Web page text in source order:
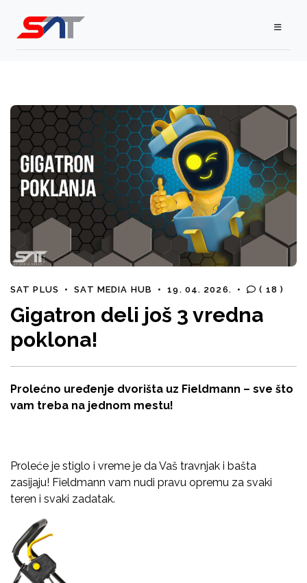
SAT PLUS • SAT MEDIA HUB • 19. 04. 2026. • ( 18 )
Gigatron deli još 3 vredna
poklona!
Prolećno uređenje dvorišta uz Fieldmann – sve što
vam treba na jednom mestu!
Proleće je stiglo i vreme je da Vaš travnjak i bašta
zasijaju! Fieldmann vam nudi pravu opremu za svaki
teren i svaki zadatak.